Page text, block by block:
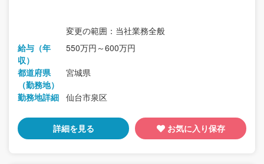
変更の範囲：当社業務全般
給与（年
収）
550万円～600万円
都道府県
（勤務地）
宮城県
勤務地詳細 仙台市泉区
詳細を見る お気に入り保存